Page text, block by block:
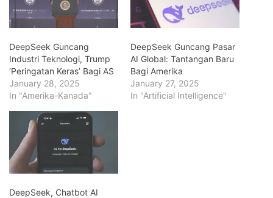
DeepSeek Guncang
Industri Teknologi, Trump
‘Peringatan Keras’ Bagi AS
January 28, 2025
In "Amerika-Kanada"
DeepSeek Guncang Pasar
AI Global: Tantangan Baru
Bagi Amerika
January 27, 2025
In "Artificial Intelligence"
DeepSeek, Chatbot AI